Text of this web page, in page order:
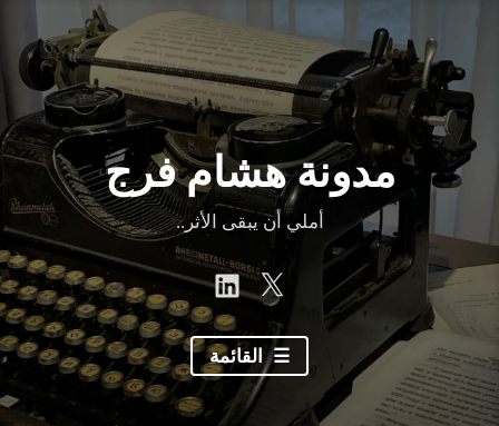
المحتوى
مدونة هشام فرج
أملي أن يبقى الأثر..
Twitter
linkedin
القائمة